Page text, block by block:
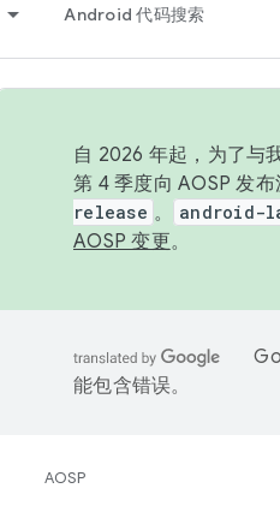
Android 代码搜索
自 2026 年起，为了与
第 4 季度向 AOSP 发
release 。 android-
AOSP 变更。
能包含错误。
AOSP